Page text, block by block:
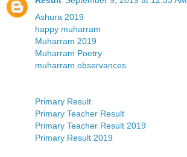
Ashura 2019
happy muharram
Muharram 2019
Muharram Poetry
muharram observances
Primary Result
Primary Teacher Result
Primary Teacher Result 2019
Primary Result 2019